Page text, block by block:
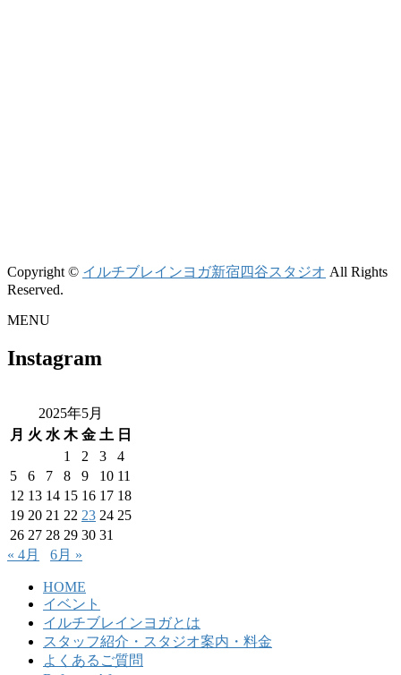
Copyright © イルチブレインヨガ新宿四谷スタジオ All Rights
Reserved.
MENU
Instagram
2025年5月
月 火 水 木 金 土 日
1
2 3
4
5
6 7 8 9 10 11
12 13 14 15 16 17 18
19 20 21 22 23 24 25
26 27 28 29 30 31
« 4月
6月 »
HOME
イベント
イルチブレインヨガとは
スタッフ紹介・スタジオ案内・料金
よくあるご質問